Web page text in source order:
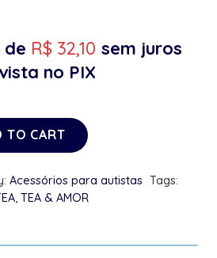
de R$ 32,10 sem juros
no PIX
TO CART
Acessórios para autistas Tags:
, TEA & AMOR